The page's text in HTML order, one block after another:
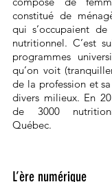
constitué de
qui s’occupaient de
nutritionnel. C’est
programmes
qu’on voit
de la profession et
divers milieux. En
de 3000
Québec.
L’ère numérique